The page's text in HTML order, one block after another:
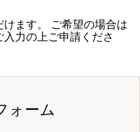
ます。 ご希望の場合は
力の上ご申請くださ
ォーム